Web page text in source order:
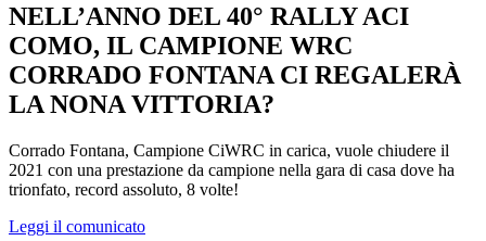
NELL’ANNO DEL 40° RALLY ACI
COMO, IL CAMPIONE WRC
CORRADO FONTANA CI REGALERÀ
LA NONA VITTORIA?
Corrado Fontana, Campione CiWRC in carica, vuole chiudere il
2021 con una prestazione da campione nella gara di casa dove ha
trionfato, record assoluto, 8 volte!
Leggi il comunicato